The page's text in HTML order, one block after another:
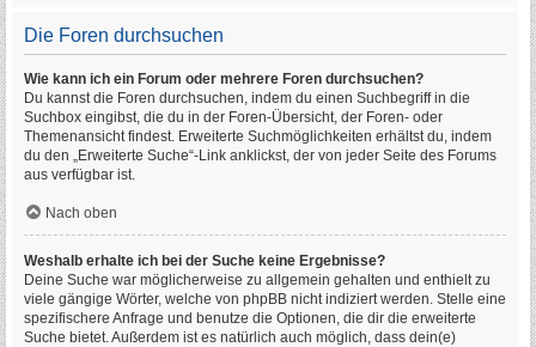
Die Foren durchsuchen
Wie kann ich ein Forum oder mehrere Foren durchsuchen?
Du kannst die Foren durchsuchen, indem du einen Suchbegriff in die
Suchbox eingibst, die du in der Foren-Übersicht, der Foren- oder
Themenansicht findest. Erweiterte Suchmöglichkeiten erhältst du, indem
du den „Erweiterte Suche“-Link anklickst, der von jeder Seite des Forums
aus verfügbar ist.
Nach oben
Weshalb erhalte ich bei der Suche keine Ergebnisse?
Deine Suche war möglicherweise zu allgemein gehalten und enthielt zu
viele gängige Wörter, welche von phpBB nicht indiziert werden. Stelle eine
spezifischere Anfrage und benutze die Optionen, die dir die erweiterte
Suche bietet. Außerdem ist es natürlich auch möglich, dass dein(e)